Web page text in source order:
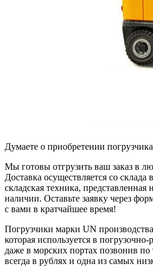
Думаете о приобретении
Мы готовы отгрузить ваш заказ в
Доставка осуществляется со склада
складская техника, представленная
наличии. Оставьте заявку через
с вами в кратчайшее время!
Погрузчики марки UN
которая используется в
даже в морских портах позвонив
всегда в рублях и одна из самых